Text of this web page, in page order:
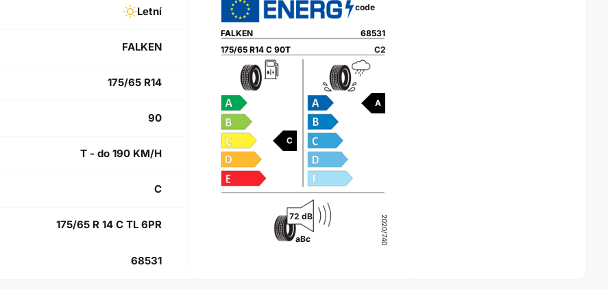
Letní
FALKEN
175/65 R14
90
T - do 190 KM/H
C
175/65 R 14 C TL 6PR
68531
175/65 R14 C 90T
FALKEN 68531
C
A
72 dB
C2
2020/740
aBc